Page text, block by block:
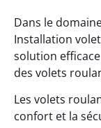
Dans le
Installation
solution
des volets
Les volets
confort et la